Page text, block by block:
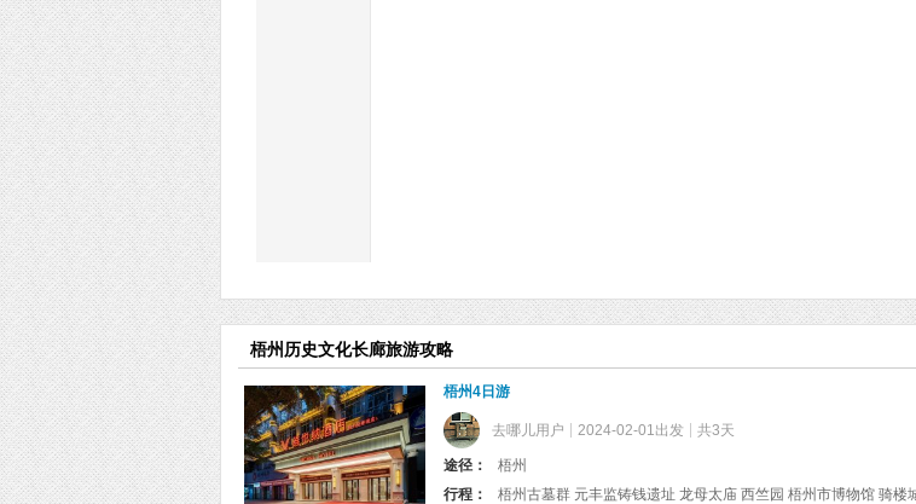
梧州历史文化长廊旅游攻略
梧州4日游
去哪儿用户 2024-02-01出发 共3天
途径：
梧州
行程：